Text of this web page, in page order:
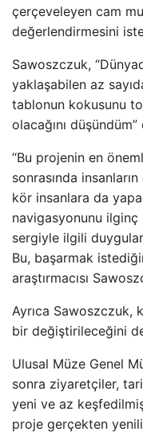
çerçeveleyen cam
değerlendirmesini
Sawoszczuk,
yaklaşabilen az
tablonun kokusunu
olacağını düşündüm”
“Bu projenin en
sonrasında
kör insanlara da
navigasyonunu ilginç
sergiyle ilgili
Bu, başarmak
araştırmacısı
Ayrıca Sawoszczuk,
bir değiştirileceğini
Ulusal Müze Genel
sonra ziyaretçiler,
yeni ve az
proje gerçekten